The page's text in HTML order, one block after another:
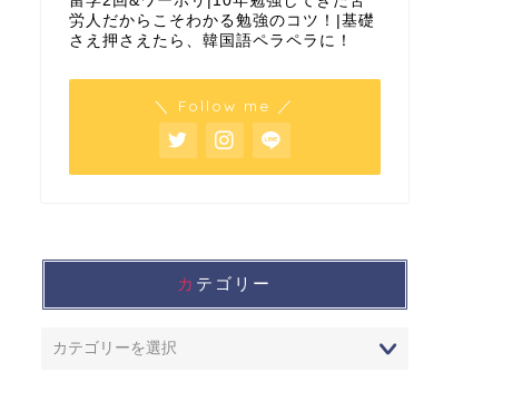
労人だからこそわかる勉強のコツ！|基礎
さえ押さえたら、韓国語ペラペラに！
＼ Follow me ／
カテゴリー